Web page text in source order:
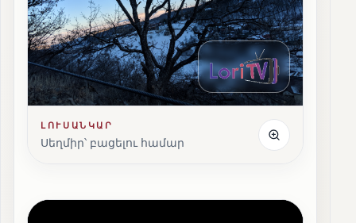
ԼՈՒՍԱՆԿԱՐ
Սեղմիր՝ բացելու համար